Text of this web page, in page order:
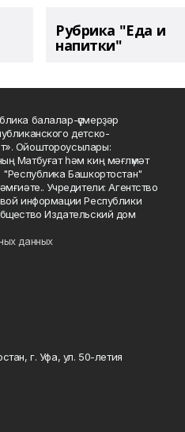
Рубрика "Еда и
напитки"
балалар-үҫмерҙәр
детско-
Ойоштороусылары:
Матбуғат һәм киң мәғлүмәт
Башкортостан"
Учредители: Агентство
информации Республики
Издательский дом
данных
г. Уфа, ул. 50-летия